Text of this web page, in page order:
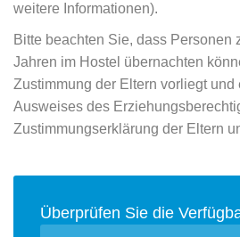
weitere Informationen).
Bitte beachten Sie, dass Personen
Jahren im Hostel übernachten
Zustimmung der Eltern vorliegt
Ausweises des
Zustimmungserklärung der Eltern
Überprüfen Sie die